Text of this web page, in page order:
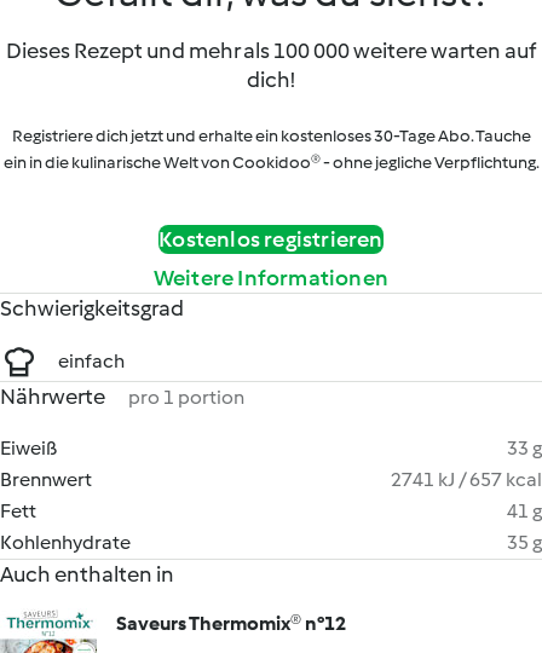
Dieses Rezept und mehr als 100 000 weitere warten auf
dich!
Registriere dich jetzt und erhalte ein kostenloses 30-Tage Abo. Tauche
ein in die kulinarische Welt von Cookidoo® - ohne jegliche Verpflichtung.
Kostenlos registrieren
Weitere Informationen
Schwierigkeitsgrad
einfach
Nährwerte pro 1 portion
Eiweiß
33 g
Brennwert
2741 kJ / 657 kcal
Fett
41 g
Kohlenhydrate
35 g
Auch enthalten in
Saveurs Thermomix® n°12